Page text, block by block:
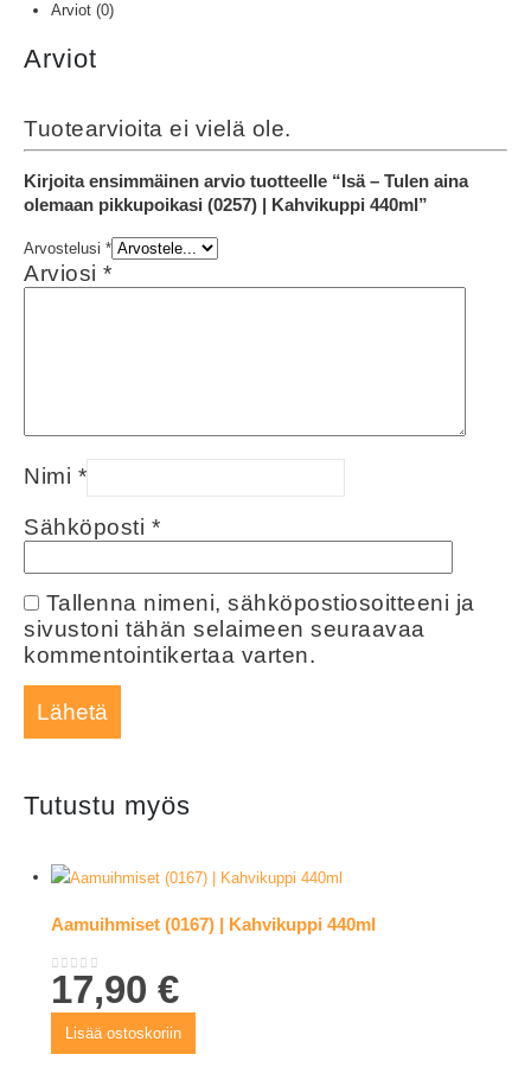
Arviot (0)
Arviot
Tuotearvioita ei vielä ole.
Kirjoita ensimmäinen arvio tuotteelle “Isä – Tulen aina
olemaan pikkupoikasi (0257) | Kahvikuppi 440ml”
Arvostelusi *
Arviosi *
Nimi *
Sähköposti *
Tallenna nimeni, sähköpostiosoitteeni ja
sivustoni tähän selaimeen seuraavaa
kommentointikertaa varten.
Tutustu myös
Aamuihmiset (0167) | Kahvikuppi 440ml
0out of 5
17,90€
Lisää ostoskoriin